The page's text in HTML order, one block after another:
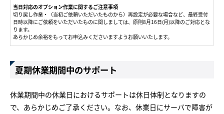
当日対応のオプション作業に関するご注意事項
切り戻し作業・（当初ご依頼いただいたものから）再設定が必要な場合など、最終受付
日時以降にご依頼をいただいたものに関しましては、原則8月16日(月)以降のご対応とな
ります。
あらかじめ余裕をもってお申込みくださいますようお願いいたします。
夏期休業期間中のサポート
休業期間中の休業日におけるサポートは休日体制となりますの
で、あらかじめご了承ください。なお、休業日にサーバで障害が